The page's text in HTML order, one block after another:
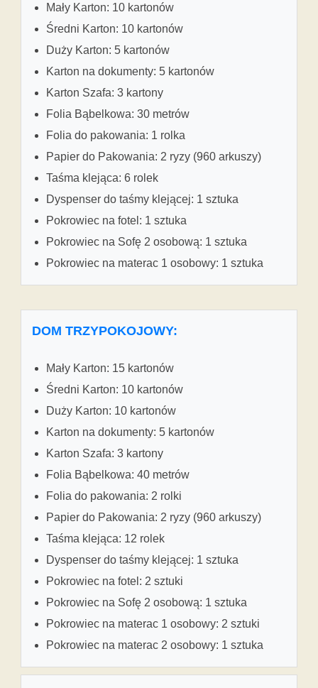
Mały Karton: 10 kartonów
Średni Karton: 10 kartonów
Duży Karton: 5 kartonów
Karton na dokumenty: 5 kartonów
Karton Szafa: 3 kartony
Folia Bąbelkowa: 30 metrów
Folia do pakowania: 1 rolka
Papier do Pakowania: 2 ryzy (960 arkuszy)
Taśma klejąca: 6 rolek
Dyspenser do taśmy klejącej: 1 sztuka
Pokrowiec na fotel: 1 sztuka
Pokrowiec na Sofę 2 osobową: 1 sztuka
Pokrowiec na materac 1 osobowy: 1 sztuka
DOM TRZYPOKOJOWY:
Mały Karton: 15 kartonów
Średni Karton: 10 kartonów
Duży Karton: 10 kartonów
Karton na dokumenty: 5 kartonów
Karton Szafa: 3 kartony
Folia Bąbelkowa: 40 metrów
Folia do pakowania: 2 rolki
Papier do Pakowania: 2 ryzy (960 arkuszy)
Taśma klejąca: 12 rolek
Dyspenser do taśmy klejącej: 1 sztuka
Pokrowiec na fotel: 2 sztuki
Pokrowiec na Sofę 2 osobową: 1 sztuka
Pokrowiec na materac 1 osobowy: 2 sztuki
Pokrowiec na materac 2 osobowy: 1 sztuka